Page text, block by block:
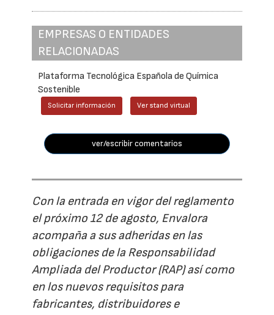
EMPRESAS O ENTIDADES
RELACIONADAS
Plataforma Tecnológica Española de Química
Sostenible
Solicitar información Ver stand virtual
ver/escribir comentarios
Con la entrada en vigor del reglamento
el próximo 12 de agosto, Envalora
acompaña a sus adheridas en las
obligaciones de la Responsabilidad
Ampliada del Productor (RAP) así como
en los nuevos requisitos para
fabricantes, distribuidores e